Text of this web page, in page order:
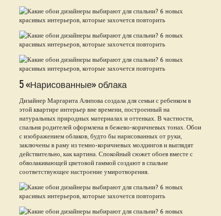
5 «Нарисованные» облака
Дизайнер Маргарита Алипова создала для семьи с ребенком в
этой квартире интерьер вне времени, построенный на
натуральных природных материалах и оттенках. В частности,
спальня родителей оформлена в бежево-коричневых тонах. Обои
с изображением облаков, будто бы нарисованных от руки,
заключены в раму из темно-коричневых молдингов и выглядят
действительно, как картина. Спокойный сюжет обоев вместе с
обволакивающей цветовой гаммой создают в спальне
соответствующее настроение умиротворения.